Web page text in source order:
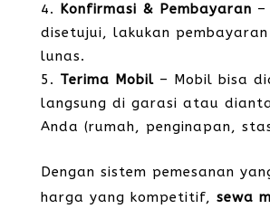
Konfirmasi & Pembayaran –
disetujui, lakukan
lunas.
Terima Mobil– Mobil bisa
langsung di garasi atau
Anda (rumah, penginapan,
Dengan sistem pemesanan
harga yang kompetitif, sewa